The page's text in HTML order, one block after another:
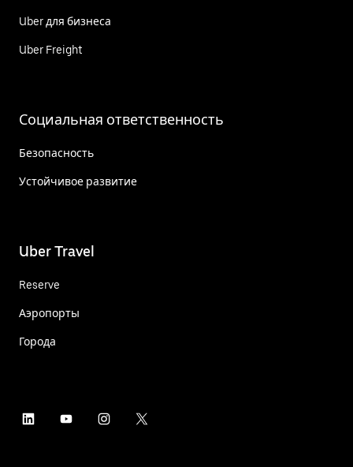
Uber для бизнеса
Uber Freight
Социальная ответственность
Безопасность
Устойчивое развитие
Uber Travel
Reserve
Аэропорты
Города